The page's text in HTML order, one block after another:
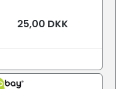
25,00 DKK